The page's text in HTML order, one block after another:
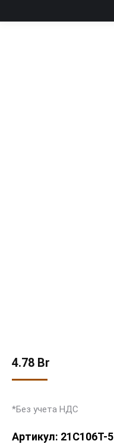
4.78 Br
*Без учета НДС
Артикул: 21С106Т-5